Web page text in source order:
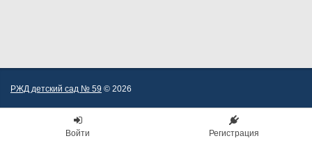
РЖД детский сад № 59 © 2026
Войти Регистрация